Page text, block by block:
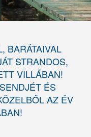
BARÁTAIVAL
STRANDOS,
VILLÁBAN!
ÉS
AZ ÉV